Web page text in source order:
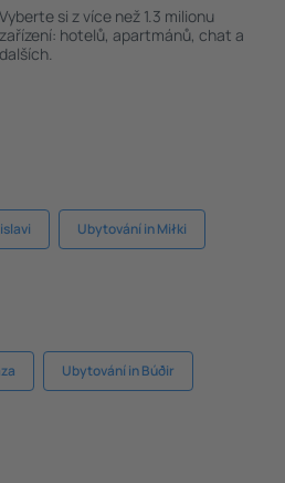
Vyberte si z více než 1.3 milionu
zařízení: hotelů, apartmánů, chat a
dalších.
Ubytování in Miłki
Ubytování in Búðir